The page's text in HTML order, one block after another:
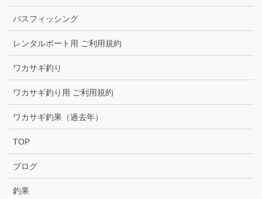
バスフィッシング
レンタルボート用 ご利用規約
ワカサギ釣り
ワカサギ釣り用 ご利用規約
ワカサギ釣果（過去年）
TOP
ブログ
釣果